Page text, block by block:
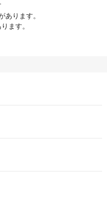
あります。
ます。